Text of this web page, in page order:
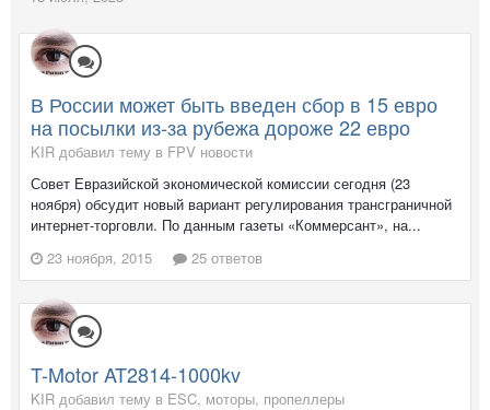
В России может быть введен сбор в 15 евро
на посылки из-за рубежа дороже 22 евро
KIR добавил тему в FPV новости
Совет Евразийской экономической комиссии сегодня (23
ноября) обсудит новый вариант регулирования трансграничной
интернет-торговли. По данным газеты «Коммерсант», на...
23 ноября, 2015
25 ответов
T-Motor AT2814-1000kv
KIR добавил тему в ESC, моторы, пропеллеры